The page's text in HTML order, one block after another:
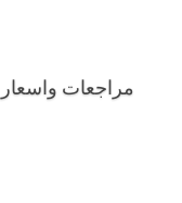
مراجعات واسعار